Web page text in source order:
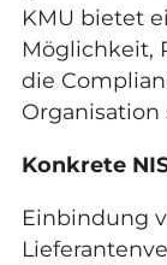
KMU bietet
Möglichkeit,
die
Organisation
Konkrete
Einbindung